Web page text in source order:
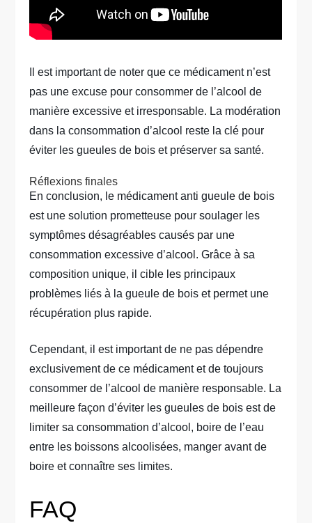
Il est important de noter que ce médicament n’est
pas une excuse pour consommer de l’alcool de
manière excessive et irresponsable. La modération
dans la consommation d’alcool reste la clé pour
éviter les gueules de bois et préserver sa santé.
Réflexions finales
En conclusion, le médicament anti gueule de bois
est une solution prometteuse pour soulager les
symptômes désagréables causés par une
consommation excessive d’alcool. Grâce à sa
composition unique, il cible les principaux
problèmes liés à la gueule de bois et permet une
récupération plus rapide.
Cependant, il est important de ne pas dépendre
exclusivement de ce médicament et de toujours
consommer de l’alcool de manière responsable. La
meilleure façon d’éviter les gueules de bois est de
limiter sa consommation d’alcool, boire de l’eau
entre les boissons alcoolisées, manger avant de
boire et connaître ses limites.
FAQ